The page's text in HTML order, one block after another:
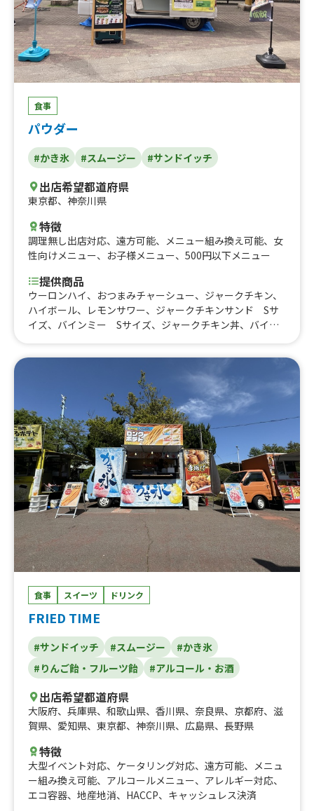
食事
パウダー
#かき氷 #スムージー #サンドイッチ
出店希望都道府県
東京都、 神奈川県
特徴
調理無し出店対応、 遠方可能、 メニュー組み換え可能、 女
性向けメニュー、 お子様メニュー、 500円以下メニュー
提供商品
ウーロンハイ、おつまみチャーシュー、ジャークチキン、
ハイボール、レモンサワー、ジャークチキンサンド Sサ
イズ、バインミー Sサイズ、ジャークチキン丼、バイン
食事 スイーツ ドリンク
FRIED TIME
#サンドイッチ #スムージー
#かき氷
#りんご飴・フルーツ飴
#アルコール・お酒
出店希望都道府県
大阪府、 兵庫県、 和歌山県、 香川県、 奈良県、 京都府、 滋
賀県、 愛知県、 東京都、 神奈川県、 広島県、 長野県
特徴
大型イベント対応、 ケータリング対応、 遠方可能、
メニュ
ー組み換え可能、 アルコールメニュー、 アレルギー対応、
エコ容器、 地産地消、 HACCP、 キャッシュレス決済